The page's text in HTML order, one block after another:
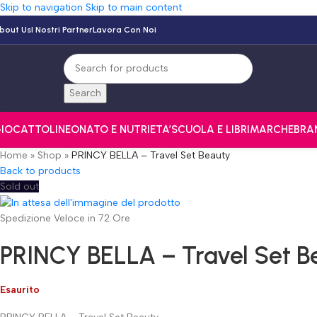
Skip to navigation Skip to main content
UsI Nostri PartnerLavora Con Noi
Search
NEONATO E NUTRIETA’SCUOLA E LIBRIMARCHE
Home » Shop » PRINCY BELLA – Travel Set Beauty
Back to products
Sold out
Spedizione Veloce in 72 Ore
PRINCY BELLA – Travel Set
Esaurito